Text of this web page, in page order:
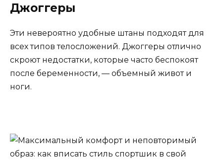
Джоггеры
Эти невероятно удобные штаны подходят для
всех типов телосложений. Джоггеры отлично
скроют недостатки, которые часто беспокоят
после беременности, — объемный живот и
ноги.